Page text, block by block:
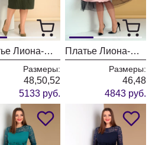
Платье Лиона-Стиль 684 хаки
Размеры:
48,50,52
5133 руб.
Платье Лиона-Стиль 688 пудра
Размеры:
46,48
4843 руб.